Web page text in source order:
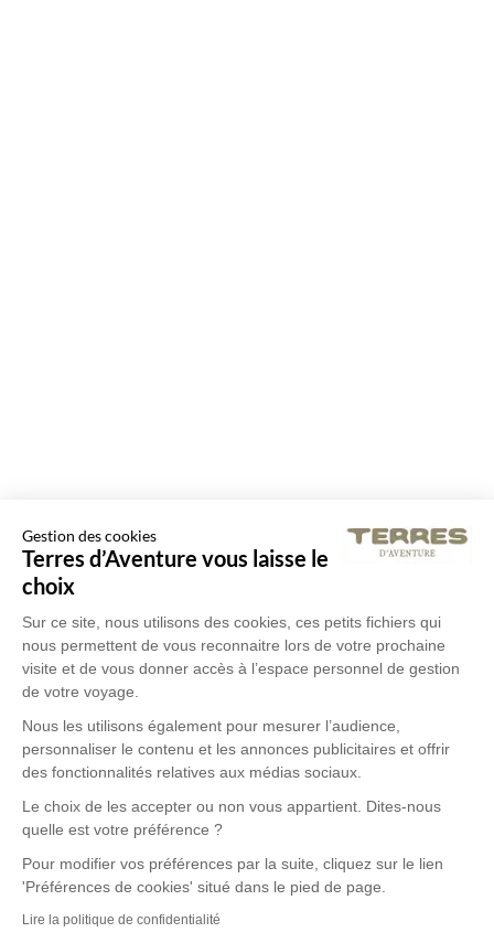
Gestion des cookies
Terres d’Aventure vous laisse le
choix
Sur ce site, nous utilisons des cookies, ces petits fichiers qui
nous permettent de vous reconnaitre lors de votre prochaine
visite et de vous donner accès à l’espace personnel de gestion
de votre voyage.
Nous les utilisons également pour mesurer l’audience,
personnaliser le contenu et les annonces publicitaires et offrir
des fonctionnalités relatives aux médias sociaux.
Le choix de les accepter ou non vous appartient. Dites-nous
quelle est votre préférence ?
Pour modifier vos préférences par la suite, cliquez sur le lien
'Préférences de cookies' situé dans le pied de page.
Lire la politique de confidentialité